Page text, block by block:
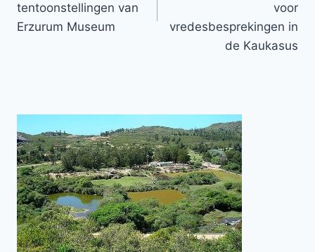
tentoonstellingen van
Erzurum Museum
voor
vredesbesprekingen in
de Kaukasus